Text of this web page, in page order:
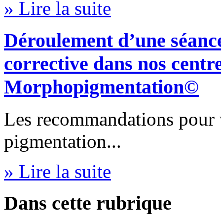
» Lire la suite
Déroulement d’une
corrective dans nos
Morphopigmentation©
Les recommandations pour
pigmentation...
» Lire la suite
Dans cette rubrique